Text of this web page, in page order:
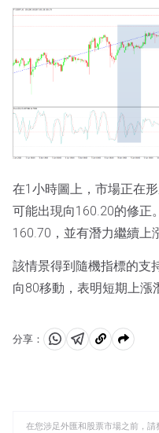
在1小時圖上，市場正在
可能出現向160.20的修正
160.70，並有潛力繼續上
該情景得到隨機指標的支
向80移動，表明短期上漲
分享：
分 分 複
在您涉足外匯和股票市場之前，